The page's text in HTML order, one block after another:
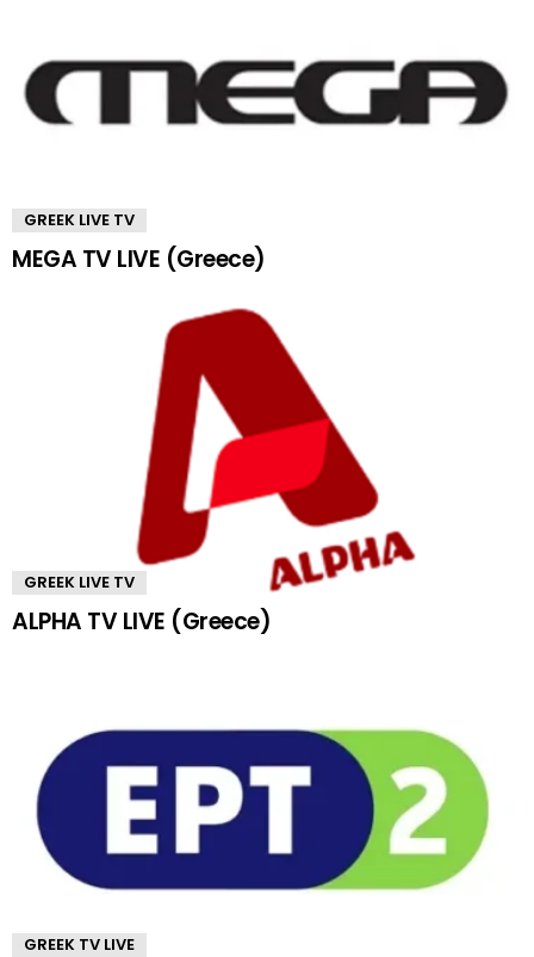
GREEK LIVE TV
MEGA TV LIVE (Greece)
GREEK LIVE TV
ALPHA TV LIVE (Greece)
GREEK TV LIVE